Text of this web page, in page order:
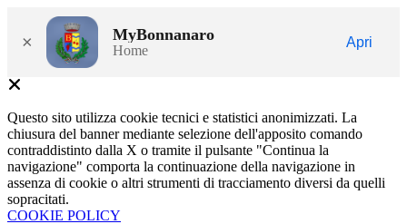
× MyBonnanaro
Home
Apri
Questo sito utilizza cookie tecnici e statistici anonimizzati. La
chiusura del banner mediante selezione dell'apposito comando
contraddistinto dalla X o tramite il pulsante "Continua la
navigazione" comporta la continuazione della navigazione in
assenza di cookie o altri strumenti di tracciamento diversi da quelli
sopracitati.
COOKIE POLICY